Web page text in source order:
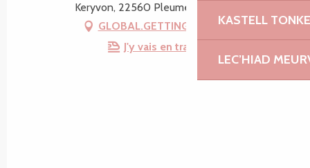
KASTELL
LEC’HIAD
Keryvon, 22560 Pleumeur-Bodou
GLOBAL.GETTING_THERE
J'y vais en train !